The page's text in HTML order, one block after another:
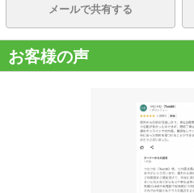
メールで共有する
お客様の声